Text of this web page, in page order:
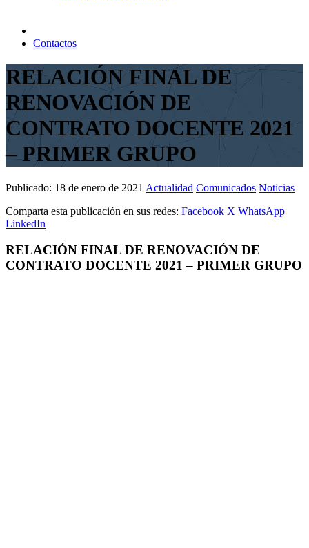
Contactos
RELACIÓN FINAL DE
RENOVACIÓN DE
CONTRATO DOCENTE 2021
– PRIMER GRUPO
Publicado: 18 de enero de 2021 Actualidad Comunicados Noticias
Comparta esta publicación en sus redes: Facebook X WhatsApp
LinkedIn
RELACIÓN FINAL DE RENOVACIÓN DE
CONTRATO DOCENTE 2021 – PRIMER GRUPO